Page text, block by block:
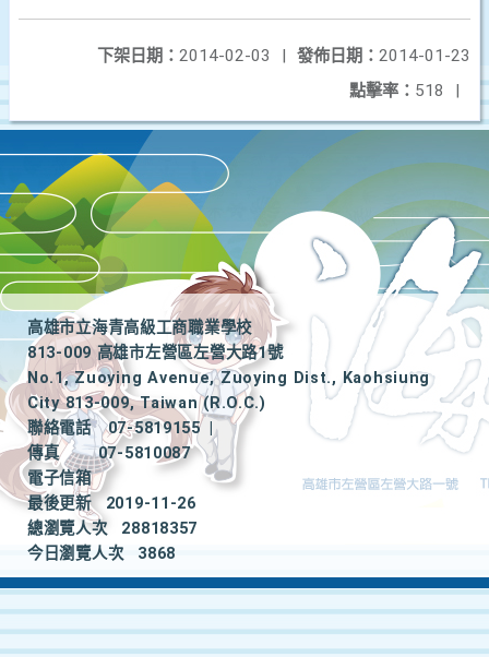
發佈日期： 2014-01-23
下架日期： 2014-02-03
|
點擊率： 518 |
高雄市立海青高級工商職業學校
813-009 高雄市左營區左營大路1號
No.1, Zuoying Avenue, Zuoying Dist., Kaohsiung
City 813-009, Taiwan (R.O.C.)
聯絡電話
07-5819155
|
傳真
07-5810087
電子信箱
最後更新
2019-11-26
總瀏覽人次
28818357
今日瀏覽人次
3868